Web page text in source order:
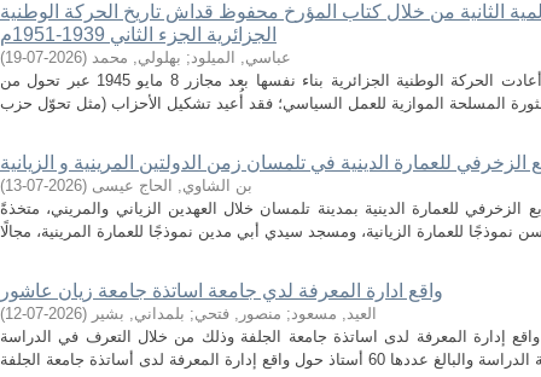
الثانية من خلال كتاب المؤرخ محفوظ قداش تاريخ الحركة الوطنية
الجزائرية الجزء الثاني 1939-1951م
عباسي, الميلود; بهلولي, محمد (
2026-07-19
)
الملخص في الفترة ما بين 1945 و1951، أعادت الحركة الوطنية الجزائرية بناء نفسها بعد مجازر 8 مايو 1945 عبر تحول من
الزخرفي للعمارة الدينية في تلمسان زمن الدولتين المرينية و الزيانية
بن الشاوي, الحاج عيسى (
2026-07-13
)
للعمارة الدينية بمدينة تلمسان خلال العهدين الزياني والمريني، متخذةً
واقع ادارة المعرفة لدي جامعة اساتذة جامعة زيان عاشور
العيد, مسعود; منصور, فتحي; بلمداني, بشير (
2026-07-12
)
إدارة المعرفة لدى اساتذة جامعة الجلفة وذلك من خلال التعرف في الدراسة